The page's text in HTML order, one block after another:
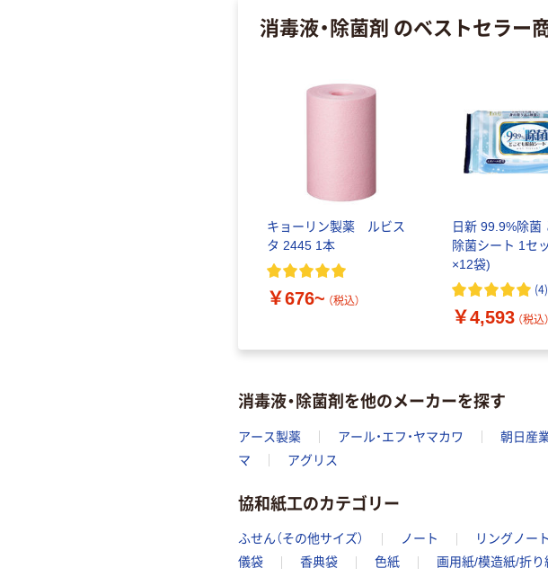
消毒液・除菌剤 のベストセラー
キョーリン製薬 ルビス
タ 2445 1本
￥676~ （税込）
日新 99.9%除菌
除菌シート 1セ
×12袋)
(4)
￥4,593 （税込）
消毒液・除菌剤を他のメーカーを探す
アース製薬 アール・エフ・ヤマカワ 朝日産
マ
アグリス
協和紙工のカテゴリー
ふせん（その他サイズ） ノート リングノート
儀袋
香典袋 色紙 画用紙/模造紙/折り